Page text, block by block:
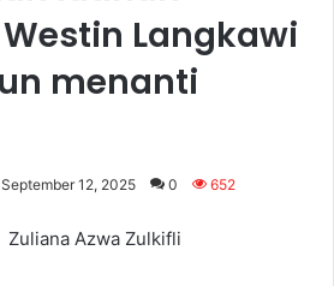
Langkawi
menanti
September 12, 2025 0 652
Zuliana Azwa Zulkifli